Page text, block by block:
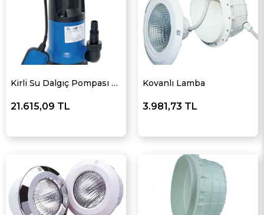
Kirli Su Dalgıç Pompası 900 W
21.615,09 TL
Kovanlı Lamba
3.981,73 TL